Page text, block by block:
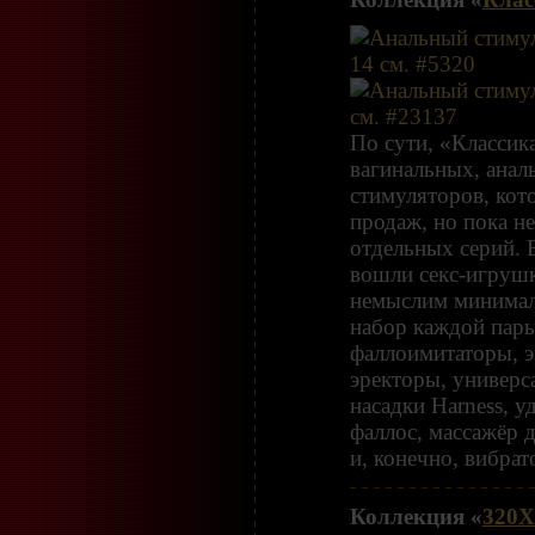
По сути,
вагинальных,
стимуляторов,
продаж, но пока
отдельных серий.
вошли секс-
немыслим
набор каждой
фаллоимитаторы,
эректоры,
насадки Harness,
фаллос, массажёр
и, конечно,
Коллекция «